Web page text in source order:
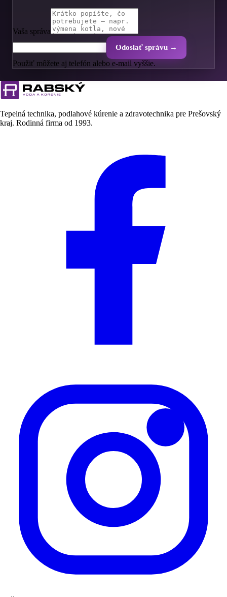
Vaša správa
Odoslať správu →
Použiť môžete aj telefón alebo e-mail vyššie.
Tepelná technika, podlahové kúrenie a zdravotechnika pre Prešovský
kraj. Rodinná firma od 1993.